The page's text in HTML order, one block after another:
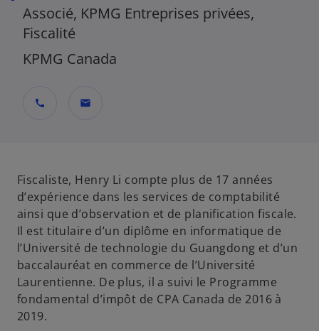
Associé, KPMG Entreprises privées,
Fiscalité
KPMG Canada
call mail
Fiscaliste, Henry Li compte plus de 17 années
d’expérience dans les services de comptabilité
ainsi que d’observation et de planification fiscale.
Il est titulaire d’un diplôme en informatique de
l’Université de technologie du Guangdong et d’un
baccalauréat en commerce de l’Université
Laurentienne. De plus, il a suivi le Programme
fondamental d’impôt de CPA Canada de 2016 à
2019.